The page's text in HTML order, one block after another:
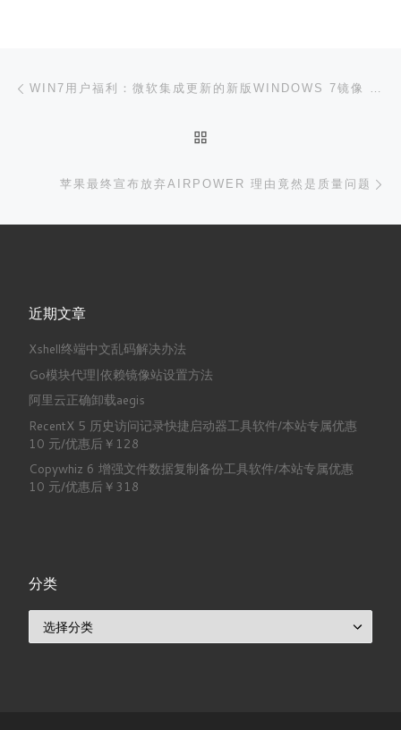
文章导航 WIN7用户福利：微软集成更新的新版WINDOWS 7镜像 迅雷满速下载
苹果最终宣布放弃AIRPOWER 理由竟然是质量问题
近期文章
Xshell终端中文乱码解决办法
Go模块代理|依赖镜像站设置方法
阿里云正确卸载aegis
RecentX 5 历史访问记录快捷启动器工具软件/本站专属优惠
10 元/优惠后￥128
Copywhiz 6 增强文件数据复制备份工具软件/本站专属优惠
10 元/优惠后￥318
分类